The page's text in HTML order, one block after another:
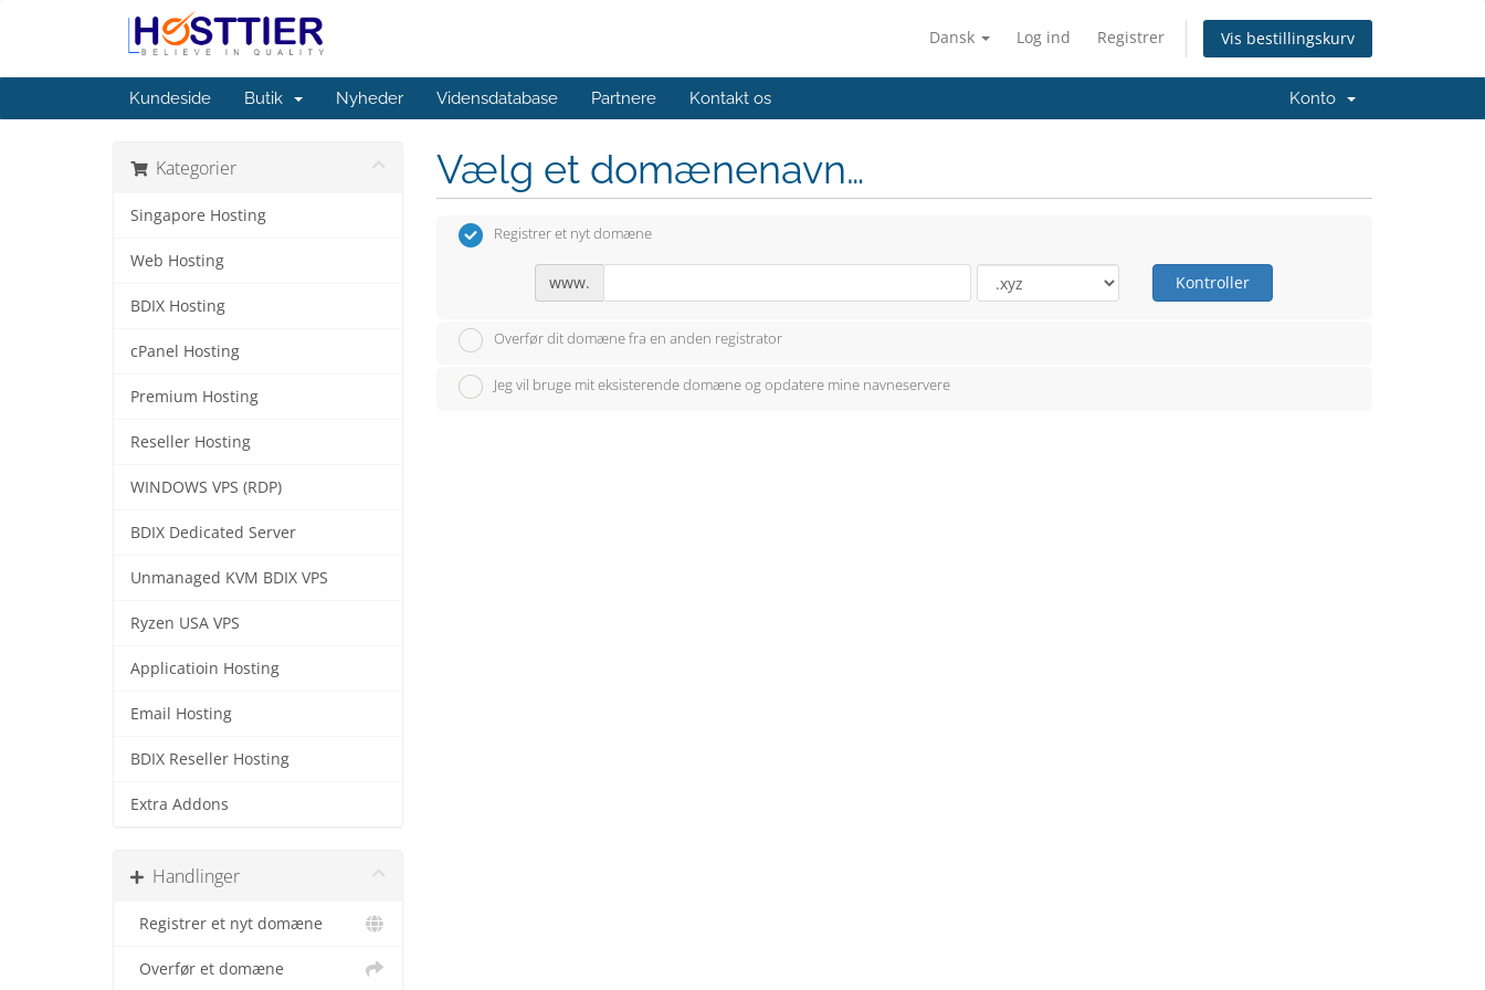
Dansk Log ind Registrer Vis bestillingskurv
Kundeside Butik Nyheder Vidensdatabase Partnere Kontakt os Konto
Kategorier
Singapore Hosting
Web Hosting
BDIX Hosting
cPanel Hosting
Premium Hosting
Reseller Hosting
WINDOWS VPS (RDP)
BDIX Dedicated Server
Unmanaged KVM BDIX VPS
Ryzen USA VPS
Applicatioin Hosting
Email Hosting
BDIX Reseller Hosting
Extra Addons
Handlinger
Registrer et nyt domæne
Overfør et domæne
Vælg et domænenavn…
Registrer et nyt domæne
www. Kontroller
Overfør dit domæne fra en anden registrator
Jeg vil bruge mit eksisterende domæne og opdatere mine navneservere